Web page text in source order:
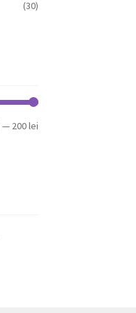
(30)
Preț
Preț
— 200 lei